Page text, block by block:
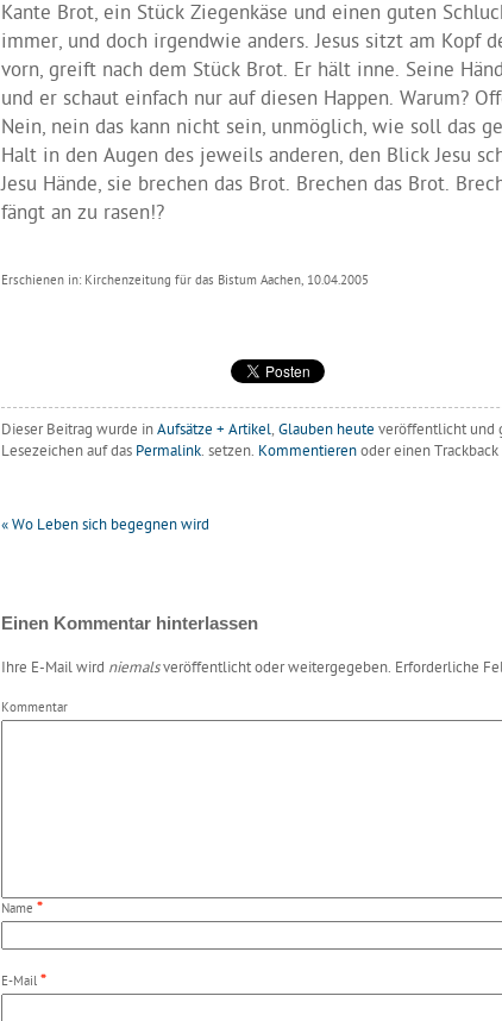
Kante Brot, ein Stück Ziegenkäse und einen guten
immer, und doch irgendwie anders. Jesus sitzt am Kopf
vorn, greift nach dem Stück Brot. Er hält inne. Seine
und er schaut einfach nur auf diesen Happen. Warum?
Nein, nein das kann nicht sein, unmöglich, wie soll das
Halt in den Augen des jeweils anderen, den Blick Jesu
Jesu Hände, sie brechen das Brot. Brechen das Brot.
fängt an zu rasen!?
Erschienen in: Kirchenzeitung für das Bistum Aachen, 10.04.2005
Dieser Beitrag wurde inAufsätze + Artikel, Glauben heute veröffentlicht und
Lesezeichen auf das Permalink. setzen. Kommentierenoder einen
«Wo Leben sich begegnen wird
Einen Kommentar hinterlassen
Ihre E-Mail wird niemalsveröffentlicht oder weitergegeben. Erforderliche
Kommentar
Name *
E-Mail *